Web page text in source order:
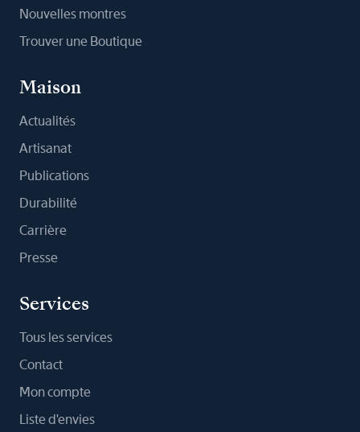
Nouvelles montres
Trouver une Boutique
Maison
Actualités
Artisanat
Publications
Durabilité
Carrière
Presse
Services
Tous les services
Contact
Mon compte
Liste d'envies